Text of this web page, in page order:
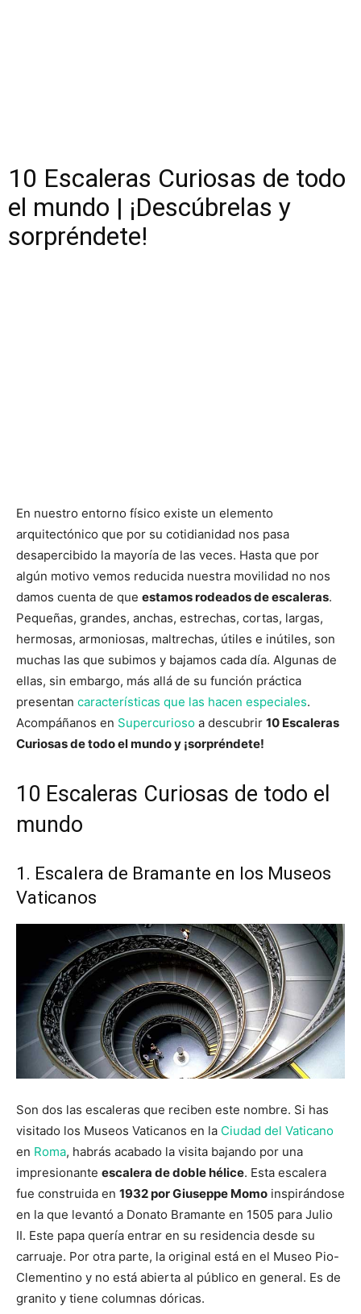
10 Escaleras Curiosas de todo
el mundo | ¡Descúbrelas y
sorpréndete!
En nuestro entorno físico existe un elemento
arquitectónico que por su cotidianidad nos pasa
desapercibido la mayoría de las veces. Hasta que por
algún motivo vemos reducida nuestra movilidad no nos
damos cuenta de que estamos rodeados de escaleras.
Pequeñas, grandes, anchas, estrechas, cortas, largas,
hermosas, armoniosas, maltrechas, útiles e inútiles, son
muchas las que subimos y bajamos cada día. Algunas de
ellas, sin embargo, más allá de su función práctica
presentan características que las hacen especiales.
Acompáñanos en Supercurioso a descubrir 10 Escaleras
Curiosas de todo el mundo y ¡sorpréndete!
10 Escaleras Curiosas de todo el
mundo
1. Escalera de Bramante en los Museos
Vaticanos
Son dos las escaleras que reciben este nombre. Si has
visitado los Museos Vaticanos en la Ciudad del Vaticano
en Roma, habrás acabado la visita bajando por una
impresionante escalera de doble hélice. Esta escalera
fue construida en 1932 por Giuseppe Momo inspirándose
en la que levantó a Donato Bramante en 1505 para Julio
II. Este papa quería entrar en su residencia desde su
carruaje. Por otra parte, la original está en el Museo Pio-
Clementino y no está abierta al público en general. Es de
granito y tiene columnas dóricas.